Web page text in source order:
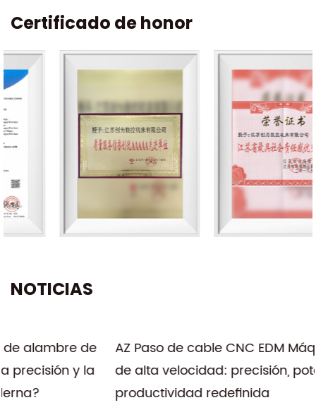
Certificado de honor
NOTICIAS
AZ Paso de cable CNC EDM Máquina de corte
de alta velocidad: precisión, potencia y
productividad redefinida